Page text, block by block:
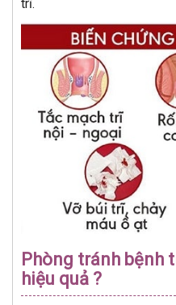
trĩ.
Phòng tránh bệnh
hiệu quả ?